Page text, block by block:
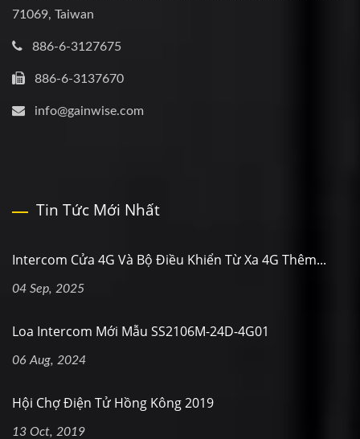
71069, Taiwan
886-6-3127675
886-6-3137670
info@gainwise.com
Tin Tức Mới Nhất
Intercom Cửa 4G Và Bộ Điều Khiển Từ Xa 4G Thêm...
04 Sep, 2025
Loa Intercom Mới Mẫu SS2106M-24D-4G01
06 Aug, 2024
Hội Chợ Điện Tử Hồng Kông 2019
13 Oct, 2019